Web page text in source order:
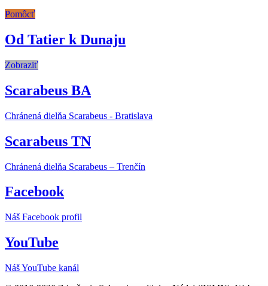
Pomôcť
Od Tatier k Dunaju
Zobraziť
Scarabeus BA
Chránená dielňa Scarabeus - Bratislava
Scarabeus TN
Chránená dielňa Scarabeus – Trenčín
Facebook
Náš Facebook profil
YouTube
Náš YouTube kanál